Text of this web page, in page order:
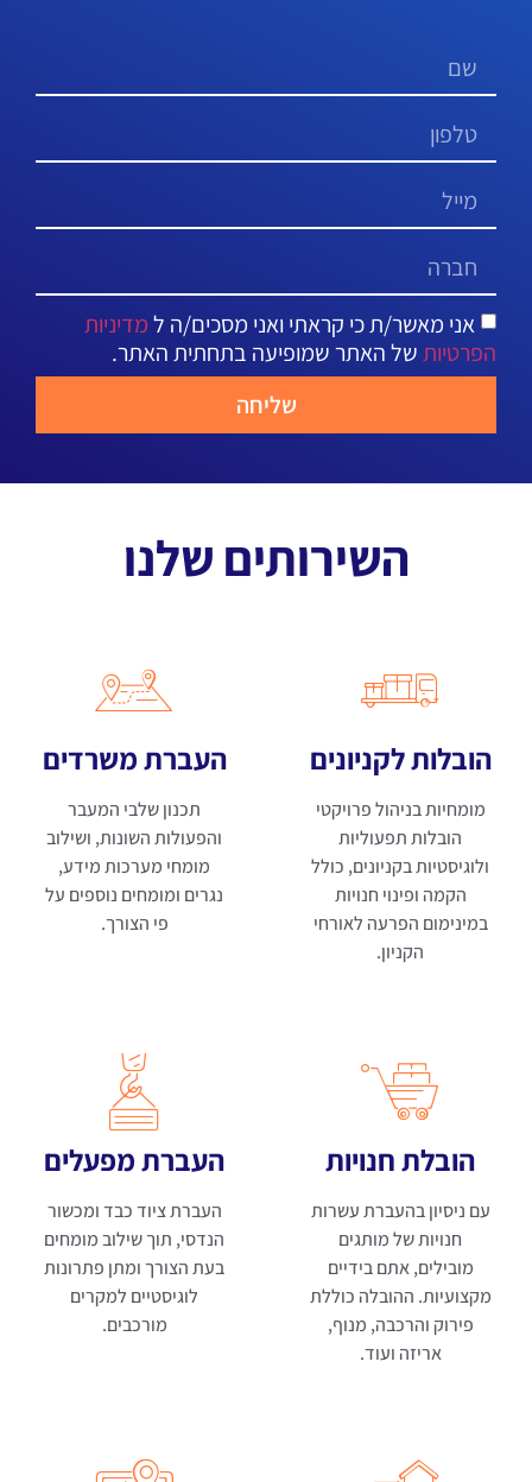
אני מאשר/ת כי קראתי ואני מסכים/ה למדיניות
הפרטיותשל האתר שמופיעה בתחתית האתר.
שליחה
השירותים שלנו
הובלות לקניונים
מומחיות בניהול פרויקטי
הובלות תפעוליות
ולוגיסטיות בקניונים, כולל
הקמה ופינוי חנויות
במינימום הפרעה לאורחי
הקניון.
העברת משרדים
תכנון שלבי המעבר
והפעולות השונות, ושילוב
מומחי מערכות מידע,
נגרים ומומחים נוספים על
פי הצורך.
הובלת חנויות
עם ניסיון בהעברת עשרות
חנויות של מותגים
מובילים, אתם בידיים
מקצועיות. ההובלה כוללת
פירוק והרכבה, מנוף,
אריזה ועוד.
העברת מפעלים
העברת ציוד כבד ומכשור
הנדסי, תוך שילוב מומחים
בעת הצורך ומתן פתרונות
לוגיסטיים למקרים
מורכבים.